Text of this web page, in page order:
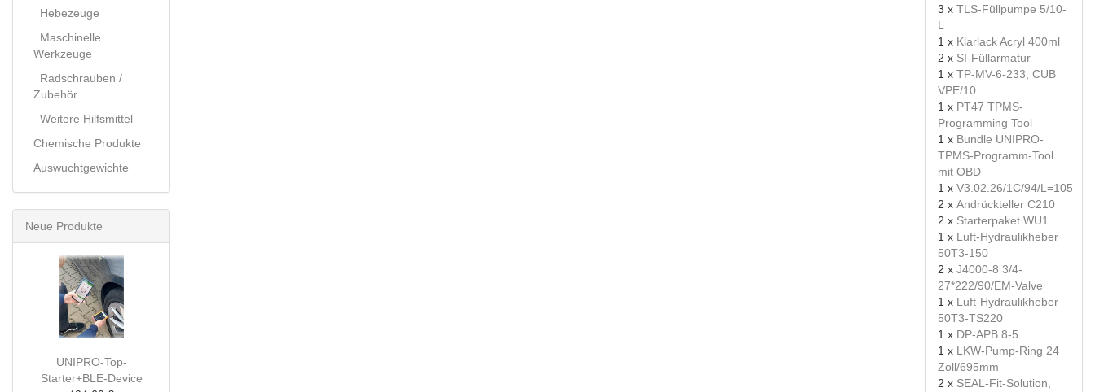
Hebezeuge
Maschinelle
Werkzeuge
Radschrauben /
Zubehör
Weitere Hilfsmittel
Chemische Produkte
Auswuchtgewichte
Neue Produkte
UNIPRO-Top-
Starter+BLE-Device
3 x TLS-Füllpumpe 5/10-
L
1 x Klarlack Acryl 400ml
2 x SI-Füllarmatur
1 x TP-MV-6-233, CUB
VPE/10
1 x PT47 TPMS-
Programming Tool
1 x Bundle UNIPRO-
TPMS-Programm-Tool
mit OBD
1 x V3.02.26/1C/94/L=105
2 x Andrückteller C210
2 x Starterpaket WU1
1 x Luft-Hydraulikheber
50T3-150
2 x J4000-8 3/4-
27*222/90/EM-Valve
1 x Luft-Hydraulikheber
50T3-TS220
1 x DP-APB 8-5
1 x LKW-Pump-Ring 24
Zoll/695mm
2 x SEAL-Fit-Solution,